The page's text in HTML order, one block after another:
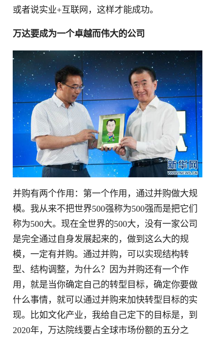
或者说实业+互联网，这样才能成功。
万达要成为一个卓越而伟大的公司
并购有两个作用：第一个作用，通过并购做大规
模。我从来不把世界500强称为500强而是把它们
称为500大。现在全世界的500大，没有一家公司
是完全通过自身发展起来的，做到这么大的规
模，一定有并购。通过并购，可以实现结构转
型、结构调整，为什么？因为并购还有一个作
用，就是当你确定自己的转型目标，确定你要做
什么事情，就可以通过并购来加快转型目标的实
现。比如文化产业，我给自己定下的目标是，到
2020年，万达院线要占全球市场份额的五分之